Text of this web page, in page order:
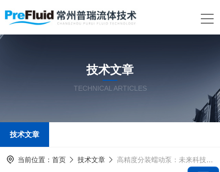
技术文章
TECHNICAL ARTICLES
技术文章
当前位置： 首页 技术文章 高精度分装蠕动泵：未来科技的新宠